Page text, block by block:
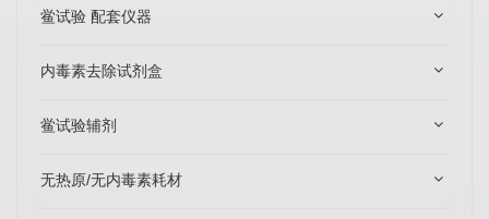
鲎试验 配套仪器
内毒素去除试剂盒
鲎试验辅剂
无热原/无内毒素耗材